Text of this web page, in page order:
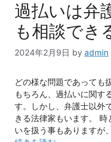
過払いは弁
も相談でき
2024年2月9日 by admin
どの様な問題であっても
もちろん、過払いに関す
す。しかし、弁護士以外
きる法律家もいます。
いを扱う事もありますが